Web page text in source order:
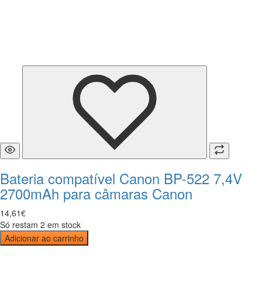
Bateria compatível Canon BP-522 7,4V
2700mAh para câmaras Canon
14,61€
Só restam 2 em stock
Adicionar ao carrinho